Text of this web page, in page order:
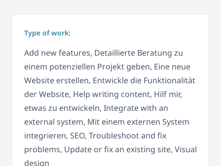
Type of work:
Add new features, Detaillierte Beratung zu
einem potenziellen Projekt geben, Eine neue
Website erstellen, Entwickle die Funktionalität
der Website, Help writing content, Hilf mir,
etwas zu entwickeln, Integrate with an
external system, Mit einem externen System
integrieren, SEO, Troubleshoot and fix
problems, Update or fix an existing site, Visual
design